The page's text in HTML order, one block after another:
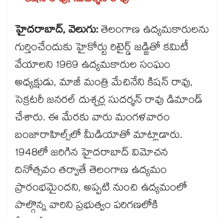
హైదరాబాద్, వెలుగు:తెలంగాణ ఉద్యమకారులను
గుర్తించేందుకు హైకోర్టు రిటైర్డ్ జడ్జితో కమిటీ
వేయాలని 1969 ఉద్యమకారుల సంఘం
అధ్యక్షుడు, మాజీ మంత్రి మేచినేని కిషన్ రావు,
సెక్రటరీ జనరల్ దుశ్చర్ల సుదర్శన్ రావు డిమాండ్​
చేశారు. ఈ మేరకు వారు మంగళవారం
బంజారాహిల్స్‌‌లో మీడియాతో మాట్లాడారు.
1948లో జరిగిన హైదరాబాద్ విమోచన
దినోత్సవం తర్వాతే తెలంగాణ ఉద్యమం
ప్రారంభమైందని, అప్పటి నుంచి ఉద్యమంలో
పాల్గొన్న వారిని ప్రభుత్వం పరిగణలోకి